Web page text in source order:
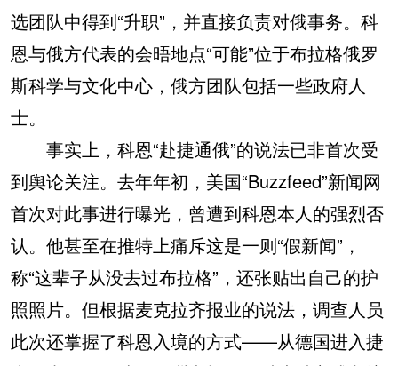
选团队中得到“升职”，并直接负责对俄事务。科
恩与俄方代表的会晤地点“可能”位于布拉格俄罗
斯科学与文化中心，俄方团队包括一些政府人
士。
事实上，科恩“赴捷通俄”的说法已非首次受
到舆论关注。去年年初，美国“Buzzfeed”新闻网
首次对此事进行曝光，曾遭到科恩本人的强烈否
认。他甚至在推特上痛斥这是一则“假新闻”，
称“这辈子从没去过布拉格”，还张贴出自己的护
照照片。但根据麦克拉齐报业的说法，调查人员
此次还掌握了科恩入境的方式——从德国进入捷